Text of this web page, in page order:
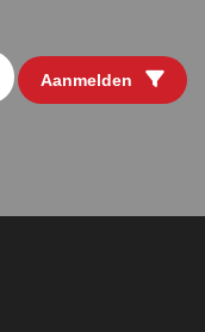
Aanmelden